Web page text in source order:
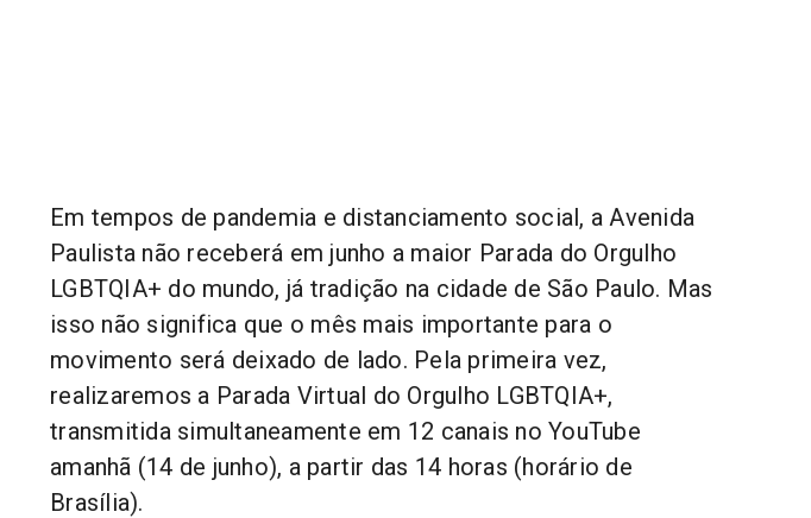
Em tempos de pandemia e distanciamento social, a Avenida
Paulista não receberá em junho a maior Parada do Orgulho
LGBTQIA+ do mundo, já tradição na cidade de São Paulo. Mas
isso não significa que o mês mais importante para o
movimento será deixado de lado. Pela primeira vez,
realizaremos a Parada Virtual do Orgulho LGBTQIA+,
transmitida simultaneamente em 12 canais no YouTube
amanhã (14 de junho), a partir das 14 horas (horário de
Brasília).